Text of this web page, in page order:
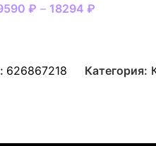
₽ – 18294 ₽
626867218 Категория: